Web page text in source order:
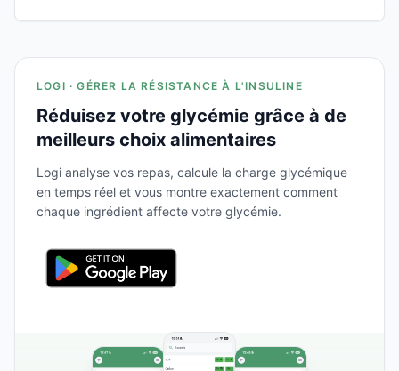
LOGI · GÉRER LA RÉSISTANCE À L'INSULINE
Réduisez votre glycémie grâce à de
meilleurs choix alimentaires
Logi analyse vos repas, calcule la charge glycémique
en temps réel et vous montre exactement comment
chaque ingrédient affecte votre glycémie.